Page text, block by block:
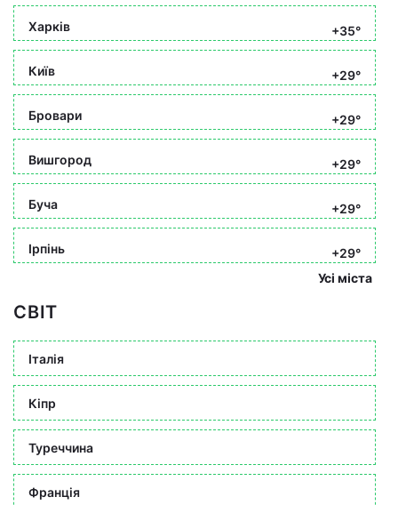
Харків +35°
Київ +29°
Бровари +29°
Вишгород +29°
Буча +29°
Ірпінь
+29°
Усі міста
СВІТ
Італія
Кіпр
Туреччина
Франція